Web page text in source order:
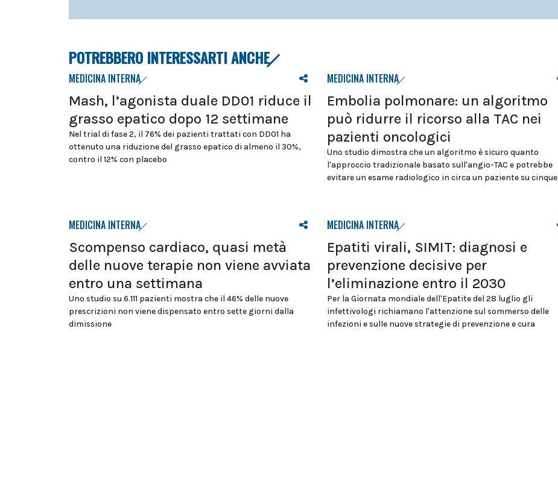
POTREBBERO INTERESSARTI ANCHE
MEDICINA INTERNA
Mash, l’agonista duale DD01 riduce il
grasso epatico dopo 12 settimane
Nel trial di fase 2, il 76% dei pazienti trattati con DD01 ha
ottenuto una riduzione del grasso epatico di almeno il 30%,
contro il 12% con placebo
MEDICINA INTERNA
Embolia polmonare: un algoritmo
può ridurre il ricorso alla TAC nei
pazienti oncologici
Uno studio dimostra che un algoritmo è sicuro quanto
l'approccio tradizionale basato sull'angio-TAC e potrebbe
evitare un esame radiologico in circa un paziente su cinque
MEDICINA INTERNA
Scompenso cardiaco, quasi metà
delle nuove terapie non viene avviata
entro una settimana
Uno studio su 6.111 pazienti mostra che il 46% delle nuove
prescrizioni non viene dispensato entro sette giorni dalla
dimissione
MEDICINA INTERNA
Epatiti virali, SIMIT: diagnosi e
prevenzione decisive per
l’eliminazione entro il 2030
Per la Giornata mondiale dell'Epatite del 28 luglio gli
infettivologi richiamano l'attenzione sul sommerso delle
infezioni e sulle nuove strategie di prevenzione e cura